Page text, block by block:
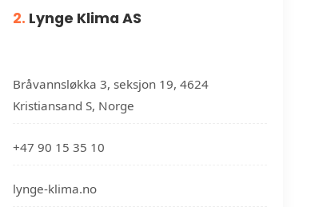
2. Lynge Klima AS
Bråvannsløkka 3, seksjon 19, 4624
Kristiansand S, Norge
+47 90 15 35 10
lynge-klima.no